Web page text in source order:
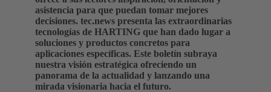
asistencia para que puedan tomar mejores
decisiones. tec.news presenta las extraordinarias
tecnologías de HARTING que han dado lugar a
soluciones y productos concretos para
aplicaciones específicas. Este boletín subraya
nuestra visión estratégica ofreciendo un
panorama de la actualidad y lanzando una
mirada visionaria hacia el futuro.